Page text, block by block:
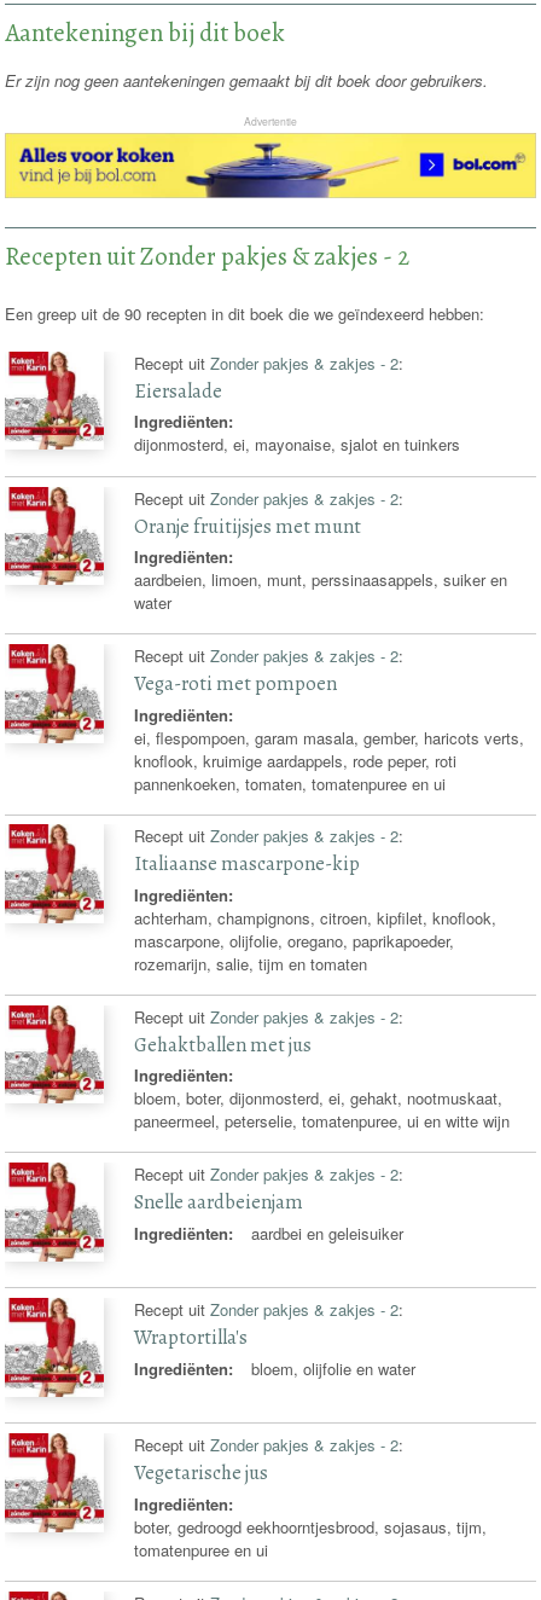
Aantekeningen bij dit boek
Er zijn nog geen aantekeningen gemaakt bij dit boek door gebruikers.
Advertentie
Recepten uit Zonder pakjes & zakjes - 2
Een greep uit de 90 recepten in dit boek die we geïndexeerd hebben:
Recept uitZonder pakjes & zakjes - 2:
Eiersalade
Ingrediënten:
dijonmosterd, ei, mayonaise, sjalot en tuinkers
Recept uitZonder pakjes & zakjes - 2:
Oranje fruitijsjes met munt
Ingrediënten:
aardbeien, limoen, munt, perssinaasappels, suiker en
water
Recept uitZonder pakjes & zakjes - 2:
Vega-roti met pompoen
Ingrediënten:
ei, flespompoen, garam masala, gember, haricots verts,
knoflook, kruimige aardappels, rode peper, roti
pannenkoeken, tomaten, tomatenpuree en ui
Recept uitZonder pakjes & zakjes - 2:
Italiaanse mascarpone-kip
Ingrediënten:
achterham, champignons, citroen, kipfilet, knoflook,
mascarpone, olijfolie, oregano, paprikapoeder,
rozemarijn, salie, tijm en tomaten
Recept uitZonder pakjes & zakjes - 2:
Gehaktballen met jus
Ingrediënten:
bloem, boter, dijonmosterd, ei, gehakt, nootmuskaat,
paneermeel, peterselie, tomatenpuree, ui en witte wijn
Recept uitZonder pakjes & zakjes - 2:
Snelle aardbeienjam
Ingrediënten: aardbei en geleisuiker
Recept uitZonder pakjes & zakjes - 2:
Wraptortilla's
Ingrediënten: bloem, olijfolie en water
Recept uitZonder pakjes & zakjes - 2:
Vegetarische jus
Ingrediënten:
boter, gedroogd eekhoorntjesbrood, sojasaus, tijm,
tomatenpuree en ui